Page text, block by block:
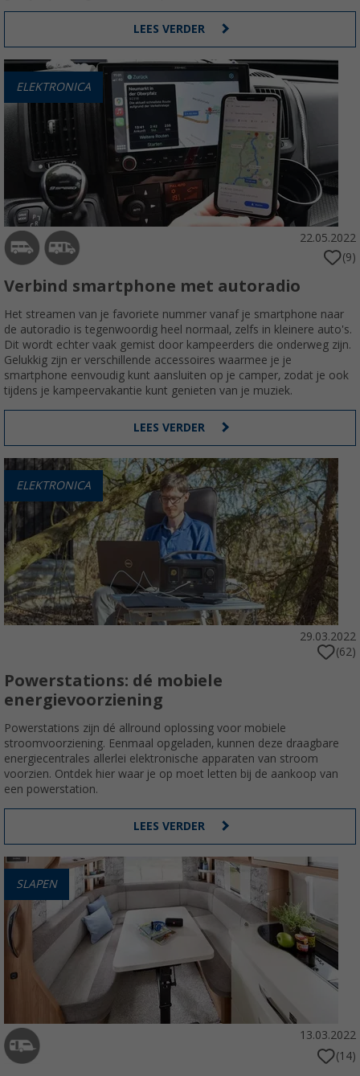
LEES VERDER
ELEKTRONICA
22.05.2022
(9)
Verbind smartphone met autoradio
Het streamen van je favoriete nummer vanaf je smartphone naar
de autoradio is tegenwoordig heel normaal, zelfs in kleinere auto's.
Dit wordt echter vaak gemist door kampeerders die onderweg zijn.
Gelukkig zijn er verschillende accessoires waarmee je je
smartphone eenvoudig kunt aansluiten op je camper, zodat je ook
tijdens je kampeervakantie kunt genieten van je muziek.
LEES VERDER
ELEKTRONICA
29.03.2022
(62)
Powerstations: dé mobiele
energievoorziening
Powerstations zijn dé allround oplossing voor mobiele
stroomvoorziening. Eenmaal opgeladen, kunnen deze draagbare
energiecentrales allerlei elektronische apparaten van stroom
voorzien. Ontdek hier waar je op moet letten bij de aankoop van
een powerstation.
LEES VERDER
SLAPEN
13.03.2022
(14)